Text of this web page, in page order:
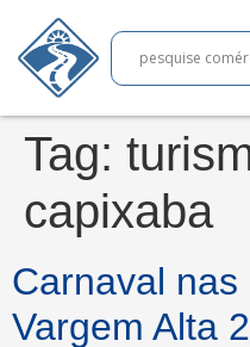
Tag:
capixaba
Carnaval
Vargem Alta